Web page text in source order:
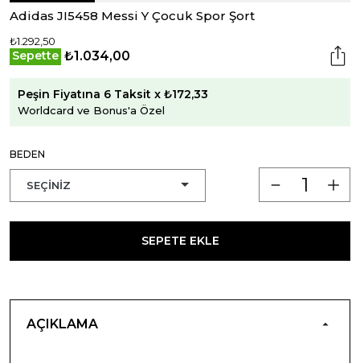
Adidas JI5458 Messi Y Çocuk Spor Şort
₺1.292,50
Sepette ₺1.034,00
Peşin Fiyatına 6 Taksit x ₺172,33
Worldcard ve Bonus'a Özel
BEDEN
SEPETE EKLE
AÇIKLAMA